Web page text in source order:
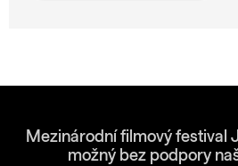
Mezinárodní filmový festival
možný bez podpory